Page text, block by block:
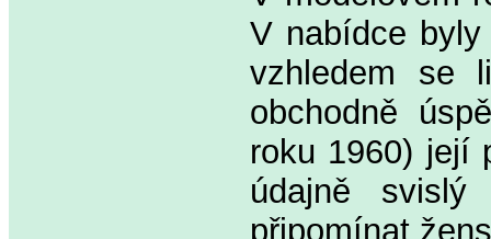
V nabídce byly
vzhledem se
obchodně
roku 1960) její
údajně
připomínat